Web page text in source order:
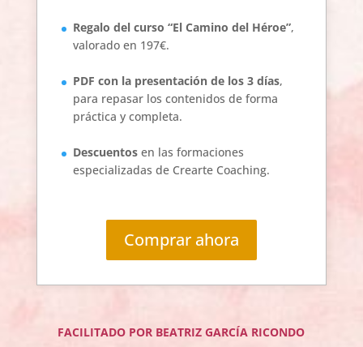
Regalo del curso “El Camino del Héroe”,
valorado en 197€.
PDF con la presentación de los 3 días,
para repasar los contenidos de forma
práctica y completa.
Descuentosen las formaciones
especializadas de Crearte Coaching.
Comprar ahora
FACILITADO POR BEATRIZ GARCÍA RICONDO